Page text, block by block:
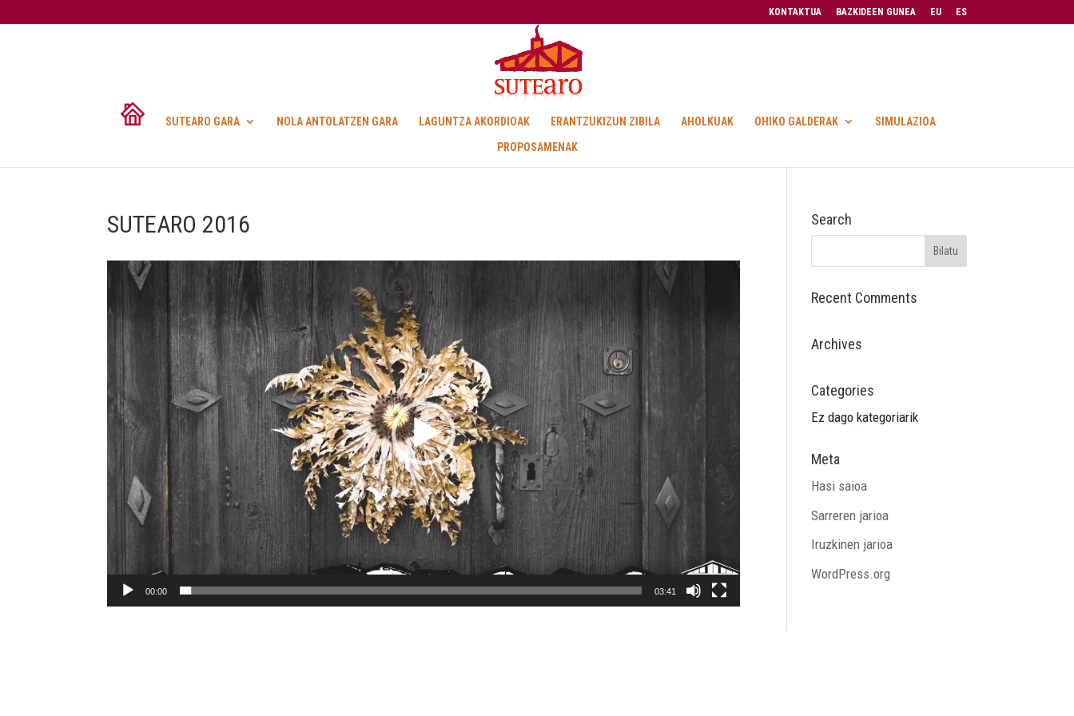
KONTAKTUA BAZKIDEEN GUNEA EU ES
SUTEARO GARA NOLA ANTOLATZEN GARA LAGUNTZA AKORDIOAK ERANTZUKIZUN ZIBILA AHOLKUAK OHIKO GALDERAK
SIMULAZIOA
PROPOSAMENAK
SUTEARO 2016
Bideo
erreproduzigailua
00:00 03:41
Search
Recent Comments
Archives
Categories
Ez dago kategoriarik
Meta
Hasi saioa
Sarreren jarioa
Iruzkinen jarioa
WordPress.org